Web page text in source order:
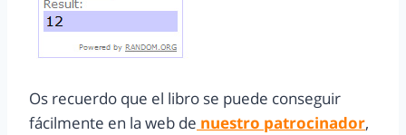
Os recuerdo que el libro se puede conseguir
fácilmente en la web de nuestro patrocinador,